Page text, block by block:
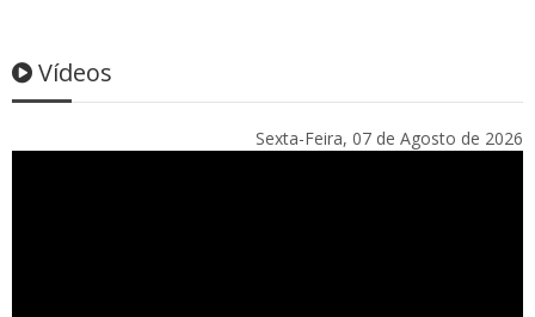
Vídeos
Sexta-Feira, 07 de Agosto de 2026